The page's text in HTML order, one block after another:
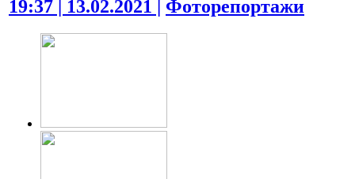
19:37 | 13.02.2021 | Фоторепортажи